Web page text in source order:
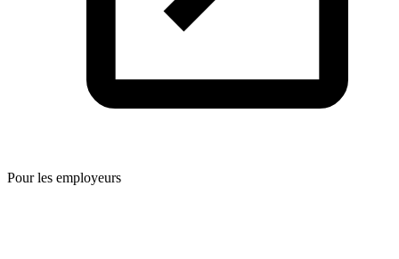
Pour les employeurs